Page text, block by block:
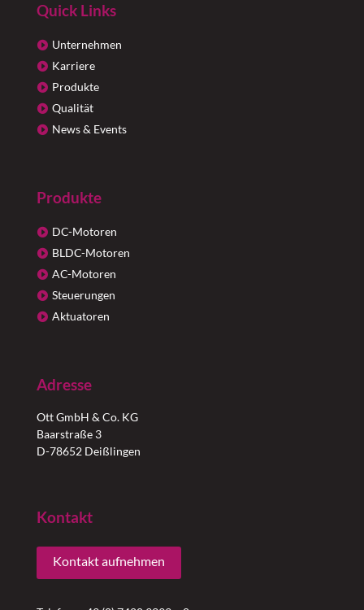
Quick Links
Unternehmen
Karriere
Produkte
Qualität
News & Events
Produkte
DC-Motoren
BLDC-Motoren
AC-Motoren
Steuerungen
Aktuatoren
Adresse
Ott GmbH & Co. KG
Baarstraße 3
D-78652 Deißlingen
Kontakt
Kontakt aufnehmen